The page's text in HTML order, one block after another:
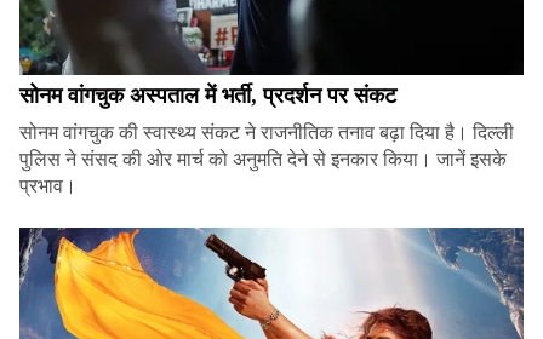
सोनम वांगचुक अस्पताल में भर्ती, प्रदर्शन पर संकट
सोनम वांगचुक की स्वास्थ्य संकट ने राजनीतिक तनाव बढ़ा दिया है। दिल्ली
पुलिस ने संसद की ओर मार्च को अनुमति देने से इनकार किया। जानें इसके
प्रभाव।